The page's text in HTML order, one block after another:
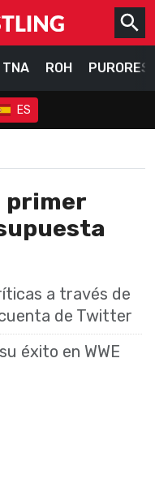
TNA ROH
ES
primer
a través de
de Twitter
éxito en WWE